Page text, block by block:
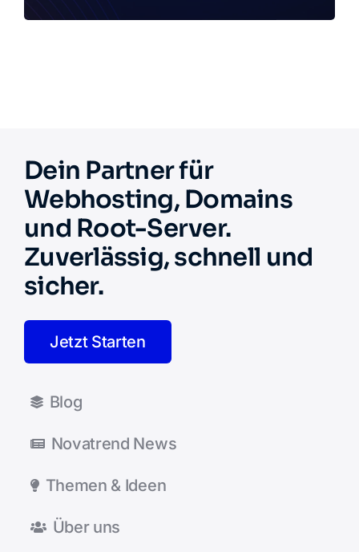
Dein Partner für
Webhosting, Domains
und Root-Server.
Zuverlässig, schnell und
sicher.
Jetzt Starten
Blog
Novatrend News
Themen & Ideen
Über uns